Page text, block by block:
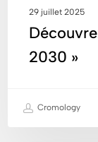
29 juillet 2025
2030 »
Cromology